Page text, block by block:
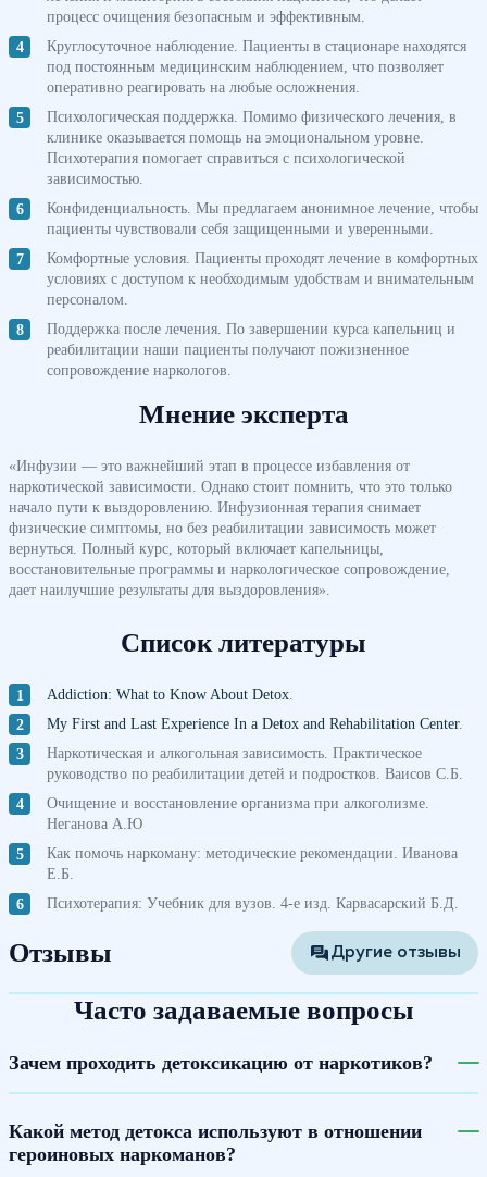
процесс очищения безопасным и эффективным.
Круглосуточное наблюдение. Пациенты в стационаре находятся
под постоянным медицинским наблюдением, что позволяет
оперативно реагировать на любые осложнения.
Психологическая поддержка. Помимо физического лечения, в
клинике оказывается помощь на эмоциональном уровне.
Психотерапия помогает справиться с психологической
зависимостью.
Конфиденциальность. Мы предлагаем анонимное лечение, чтобы
пациенты чувствовали себя защищенными и уверенными.
Комфортные условия. Пациенты проходят лечение в комфортных
условиях с доступом к необходимым удобствам и внимательным
персоналом.
Поддержка после лечения. По завершении курса капельниц и
реабилитации наши пациенты получают пожизненное
сопровождение наркологов.
Мнение эксперта
«Инфузии — это важнейший этап в процессе избавления от
наркотической зависимости. Однако стоит помнить, что это только
начало пути к выздоровлению. Инфузионная терапия снимает
физические симптомы, но без реабилитации зависимость может
вернуться. Полный курс, который включает капельницы,
восстановительные программы и наркологическое сопровождение,
дает наилучшие результаты для выздоровления».
Список литературы
Addiction: What to Know About Detox
My First and Last Experience In a Detox and Rehabilitation Center.
Наркотическая и алкогольная зависимость. Практическое
руководство по реабилитации детей и подростков. Ваисов С.Б.
Очищение и восстановление организма при алкоголизме.
Неганова А.Ю
Как помочь наркоману: методические рекомендации. Иванова
Е.Б.
Психотерапия: Учебник для вузов. 4-е изд. Карвасарский Б.Д.
Отзывы Другие отзывы
Часто задаваемые вопросы
Зачем проходить детоксикацию от наркотиков?
Какой метод детокса используют в отношении
героиновых наркоманов?